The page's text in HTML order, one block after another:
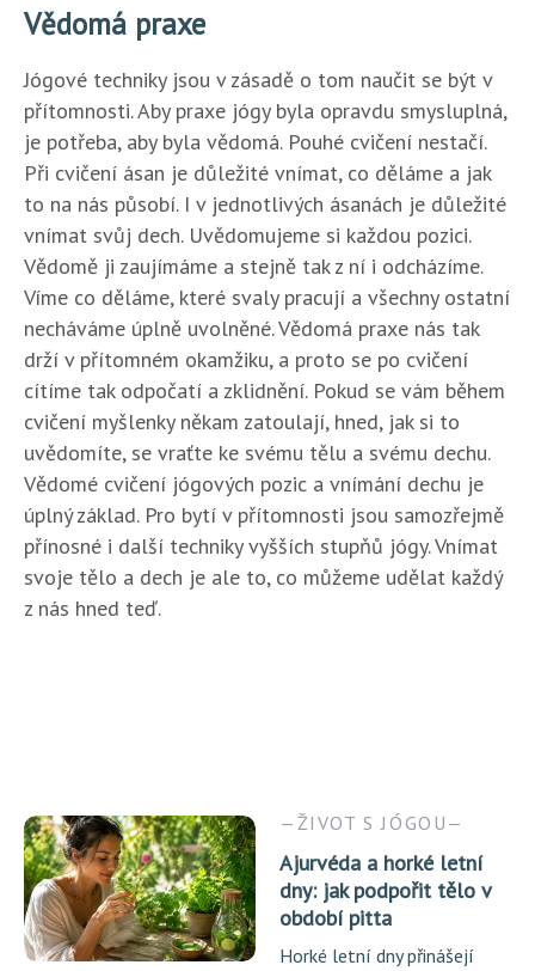
Vědomá praxe
Jógové techniky jsou v zásadě o tom naučit se být v
přítomnosti. Aby praxe jógy byla opravdu smysluplná,
je potřeba, aby byla vědomá. Pouhé cvičení nestačí.
Při cvičení ásan je důležité vnímat, co děláme a jak
to na nás působí. I v jednotlivých ásanách je důležité
vnímat svůj dech. Uvědomujeme si každou pozici.
Vědomě ji zaujímáme a stejně tak z ní i odcházíme.
Víme co děláme, které svaly pracují a všechny ostatní
necháváme úplně uvolněné. Vědomá praxe nás tak
drží v přítomném okamžiku, a proto se po cvičení
cítíme tak odpočatí a zklidnění. Pokud se vám během
cvičení myšlenky někam zatoulají, hned, jak si to
uvědomíte, se vraťte ke svému tělu a svému dechu.
Vědomé cvičení jógových pozic a vnímání dechu je
úplný základ. Pro bytí v přítomnosti jsou samozřejmě
přínosné i další techniky vyšších stupňů jógy. Vnímat
svoje tělo a dech je ale to, co můžeme udělat každý
z nás hned teď.
ŽIVOT S JÓGOU
Ajurvéda a horké letní
dny: jak podpořit tělo v
období pitta
Horké letní dny přinášejí